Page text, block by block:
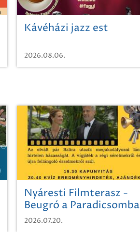
Kávéházi jazz est
2026.08.06.
Nyáresti Filmterasz -
Beugró a Paradicsomba
2026.07.20.